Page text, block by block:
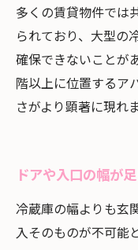
多くの賃貸物件では
られており、大型の
確保できないことが
階以上に位置するア
さがより顕著に現れま
ドアや入口の幅が
冷蔵庫の幅よりも玄
入そのものが不可能